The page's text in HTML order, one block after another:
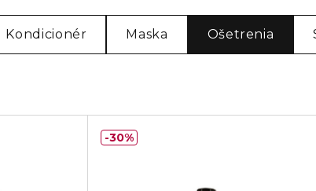
Kondicionér Maska Ošetrenia
30%